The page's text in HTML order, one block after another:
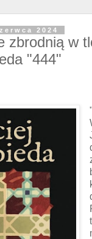
2024
zbrodnią w
"444"